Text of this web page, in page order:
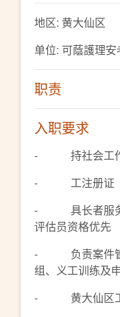
地区: 黄大仙区
单位: 可蔭護理安
职责
入职要求
- 持社会工作
- 工注册证
- 具长者服务
评估员资格优先
- 负责案件管
组、义工训练及
- 黄大仙区